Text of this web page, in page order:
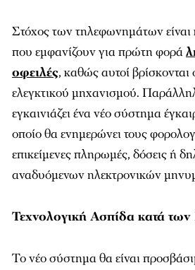
Στόχος των τηλεφωνημάτων είναι
που εμφανίζουν για πρώτη φορά
οφειλές, καθώς αυτοί βρίσκονται
ελεγκτικού μηχανισμού.
εγκαινιάζει ένα νέο σύστημα
οποίο θα ενημερώνει τους
επικείμενες πληρωμές, δόσεις ή
αναδυόμενων ηλεκτρονικών
Τεχνολογική Ασπίδα κατά
Το νέο σύστημα θα είναι